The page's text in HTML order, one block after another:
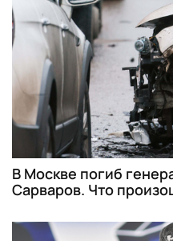
В Москве погиб
Сарваров. Что